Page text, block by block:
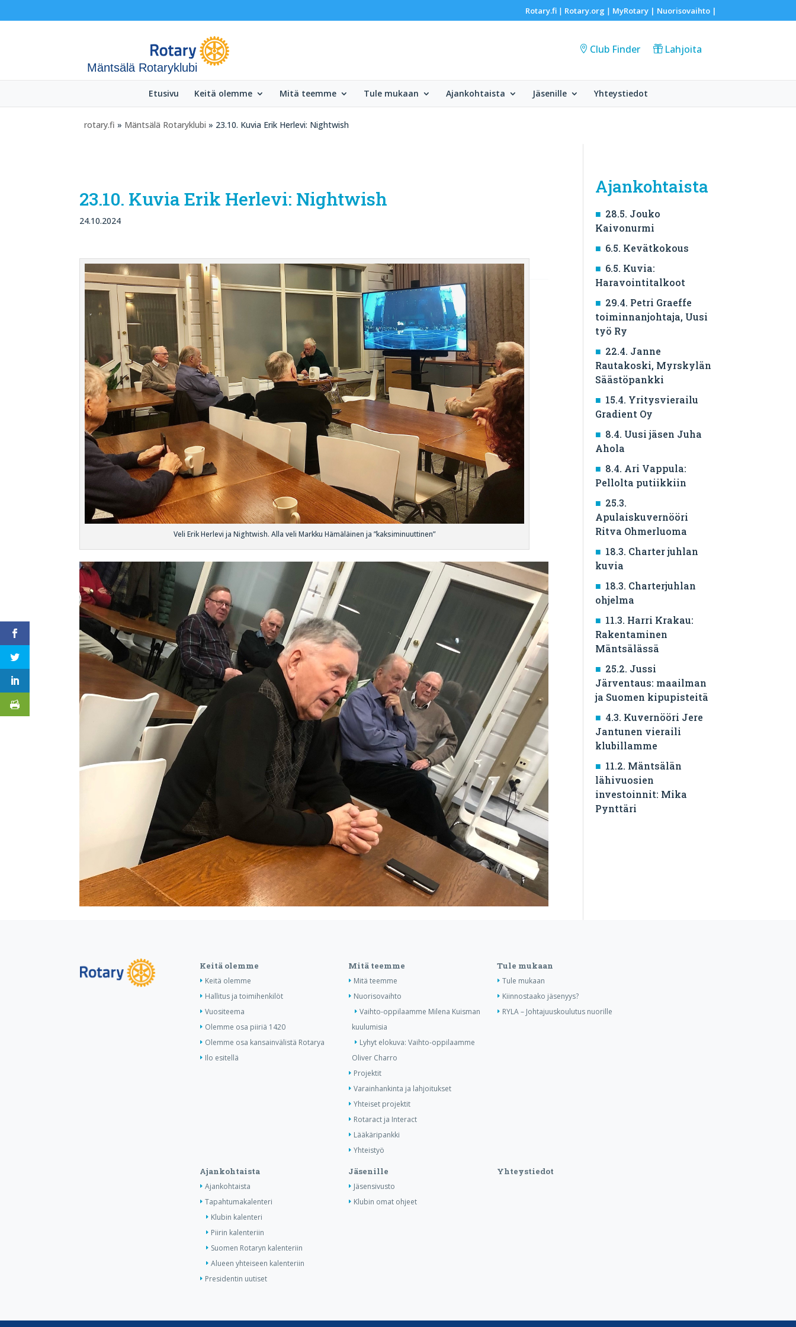
Rotary.fi| Rotary.org | MyRotary | Nuorisovaihto|
Mäntsälä Rotaryklubi
Club Finder Lahjoita
Etusivu Keitä olemme Mitä teemme Tule mukaan Ajankohtaista Jäsenille Yhteystiedot
rotary.fi » Mäntsälä Rotaryklubi » 23.10. Kuvia Erik Herlevi: Nightwish
23.10. Kuvia Erik Herlevi: Nightwish
24.10.2024
Veli Erik Herlevi ja Nightwish. Alla veli Markku Hämäläinen ja ”kaksiminuuttinen”
Ajankohtaista
28.5. Jouko
Kaivonurmi
6.5. Kevätkokous
6.5. Kuvia:
Haravointitalkoot
29.4. Petri Graeffe
toiminnanjohtaja, Uusi
työ Ry
22.4. Janne
Rautakoski, Myrskylän
Säästöpankki
15.4. Yritysvierailu
Gradient Oy
8.4. Uusi jäsen Juha
Ahola
8.4. Ari Vappula:
Pellolta putiikkiin
25.3.
Apulaiskuvernööri
Ritva Ohmerluoma
18.3. Charter juhlan
kuvia
18.3. Charterjuhlan
ohjelma
11.3. Harri Krakau:
Rakentaminen
Mäntsälässä
25.2. Jussi
Järventaus: maailman
ja Suomen kipupisteitä
4.3. Kuvernööri Jere
Jantunen vieraili
klubillamme
11.2. Mäntsälän
lähivuosien
investoinnit: Mika
Pynttäri
Keitä olemme
Keitä olemme
Hallitus ja toimihenkilöt
Vuositeema
Olemme osa piiriä 1420
Olemme osa kansainvälistä Rotarya
Ilo esitellä
Mitä teemme
Mitä teemme
Nuorisovaihto
Vaihto-oppilaamme Milena Kuisman
kuulumisia
Lyhyt elokuva: Vaihto-oppilaamme
Oliver Charro
Projektit
Varainhankinta ja lahjoitukset
Yhteiset projektit
Rotaract ja Interact
Lääkäripankki
Yhteistyö
Tule mukaan
Tule mukaan
Kiinnostaako jäsenyys?
RYLA – Johtajuuskoulutus nuorille
Ajankohtaista
Ajankohtaista
Tapahtumakalenteri
Klubin kalenteri
Piirin kalenteriin
Suomen Rotaryn kalenteriin
Alueen yhteiseen kalenteriin
Presidentin uutiset
Jäsenille
Jäsensivusto
Klubin omat ohjeet
Yhteystiedot